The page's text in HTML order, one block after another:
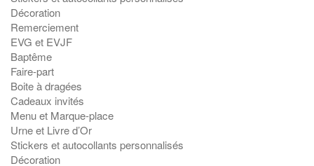
Décoration
Remerciement
EVG et EVJF
Baptême
Faire-part
Boite à dragées
Cadeaux invités
Menu et Marque-place
Urne et Livre d’Or
Stickers et autocollants personnalisés
Décoration